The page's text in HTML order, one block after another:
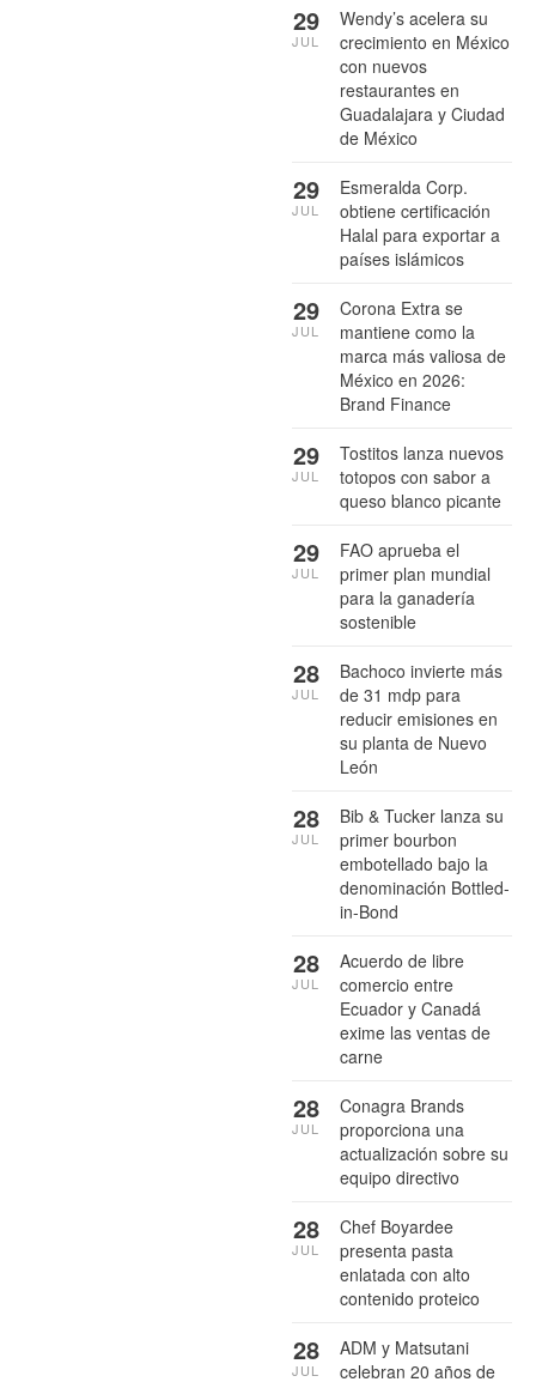
Wendy’s acelera su
crecimiento en México
con nuevos
restaurantes en
Guadalajara y Ciudad
de México
29
JUL
Esmeralda Corp.
obtiene certificación
Halal para exportar a
países islámicos
29
JUL
Corona Extra se
mantiene como la
marca más valiosa de
México en 2026:
Brand Finance
29
JUL
Tostitos lanza nuevos
totopos con sabor a
queso blanco picante
29
JUL
FAO aprueba el
primer plan mundial
para la ganadería
sostenible
29
JUL
Bachoco invierte más
de 31 mdp para
reducir emisiones en
su planta de Nuevo
León
28
JUL
Bib & Tucker lanza su
primer bourbon
embotellado bajo la
denominación Bottled-
in-Bond
28
JUL
Acuerdo de libre
comercio entre
Ecuador y Canadá
exime las ventas de
carne
28
JUL
Conagra Brands
proporciona una
actualización sobre su
equipo directivo
28
JUL
Chef Boyardee
presenta pasta
enlatada con alto
contenido proteico
28
JUL
ADM y Matsutani
celebran 20 años de
28
JUL